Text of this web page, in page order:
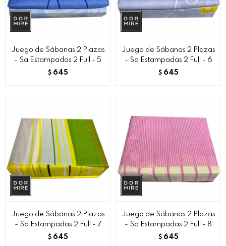
Juego de Sábanas 2 Plazas
- Sa Estampadas 2 Full - 5
$ 645
Juego de Sábanas 2 Plazas
- Sa Estampadas 2 Full - 6
$ 645
Juego de Sábanas 2 Plazas
- Sa Estampadas 2 Full - 7
$ 645
Juego de Sábanas 2 Plazas
- Sa Estampadas 2 Full - 8
$ 645